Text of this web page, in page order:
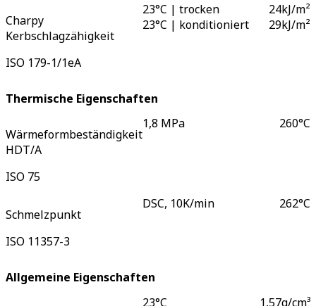
Charpy
Kerbschlagzähigkeit
ISO 179-1/1eA
23°C | trocken
23°C | konditioniert
24kJ/m²
29kJ/m²
Thermische Eigenschaften
Wärmeformbeständigkeit
HDT/A
ISO 75
1,8 MPa 260°C
Schmelzpunkt
ISO 11357-3
DSC, 10K/min 262°C
Allgemeine Eigenschaften
23°C 1,57g/cm³